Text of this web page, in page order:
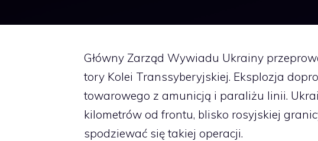
Główny Zarząd Wywiadu Ukrainy
tory Kolei Transsyberyjskiej. Eksplozja
towarowego z amunicją i paraliżu linii.
kilometrów od frontu, blisko rosyjskiej
spodziewać się takiej operacji.